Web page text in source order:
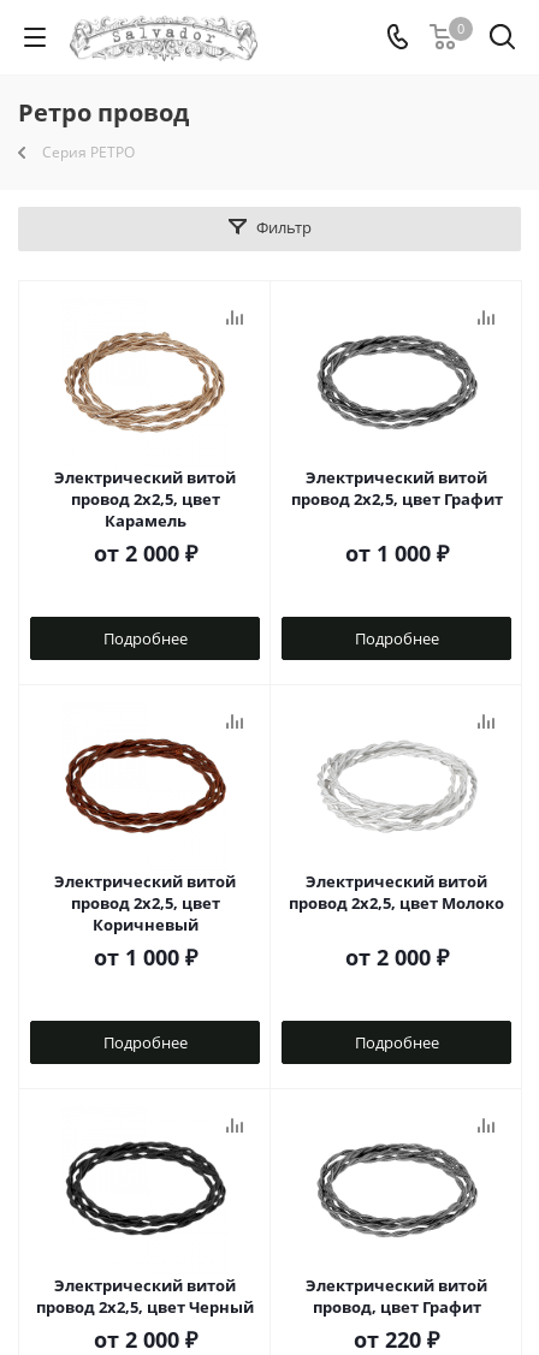
0
Ретро провод
Серия РЕТРО
Фильтр
Электрический витой
провод 2x2,5, цвет
Карамель
от 2 000 ₽
Подробнее
Электрический витой
провод 2x2,5, цвет Графит
от 1 000 ₽
Подробнее
Электрический витой
провод 2x2,5, цвет
Коричневый
от 1 000 ₽
Подробнее
Электрический витой
провод 2x2,5, цвет Молоко
от 2 000 ₽
Подробнее
Электрический витой
провод 2x2,5, цвет Черный
от 2 000 ₽
Электрический витой
провод, цвет Графит
от 220 ₽